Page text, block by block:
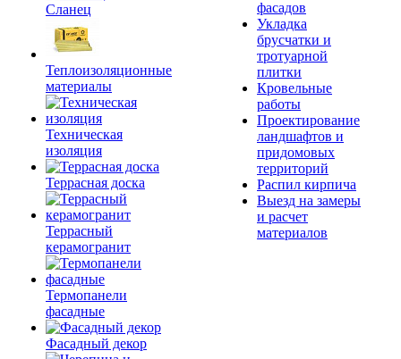
Сланец
Теплоизоляционные
материалы
Техническая
изоляция
Террасная доска
Террасный
керамогранит
Термопанели
фасадные
Фасадный декор
фасадов
Укладка
брусчатки и
тротуарной
плитки
Кровельные
работы
Проектирование
ландшафтов и
придомовых
территорий
Распил кирпича
Выезд на замеры
и расчет
материалов